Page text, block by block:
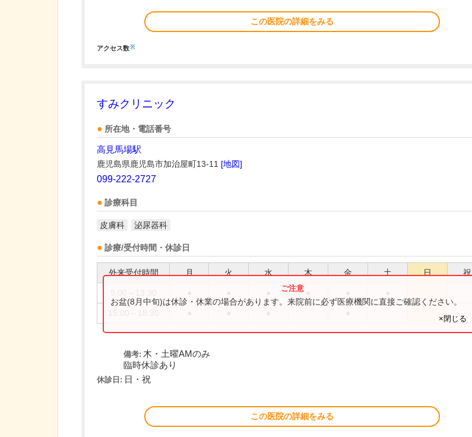
この医院の詳細をみる
アクセス数※
すみクリニック
所在地・電話番号
高見馬場駅
鹿児島県鹿児島市加治屋町13-11 [地図]
099-222-2727
診療科目
皮膚科 泌尿器科
診療/受付時間・休診日
外来受付時間 月 火 水 木 金 土 日 祝
お盆(8月中旬)は休診・休業の場合があります。来院前に必ず医療機関に直接ご確認ください。
×閉じる
備考: 木・土曜AMのみ
臨時休診あり
休診日: 日・祝
この医院の詳細をみる